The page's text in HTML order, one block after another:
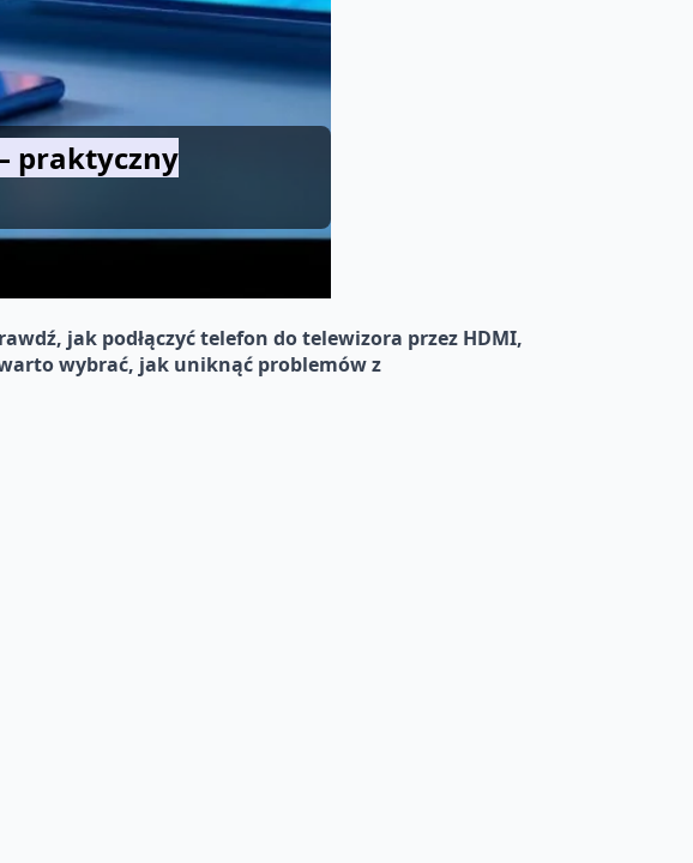
praktyczny
jak podłączyć telefon do telewizora przez HDMI,
wybrać, jak uniknąć problemów z